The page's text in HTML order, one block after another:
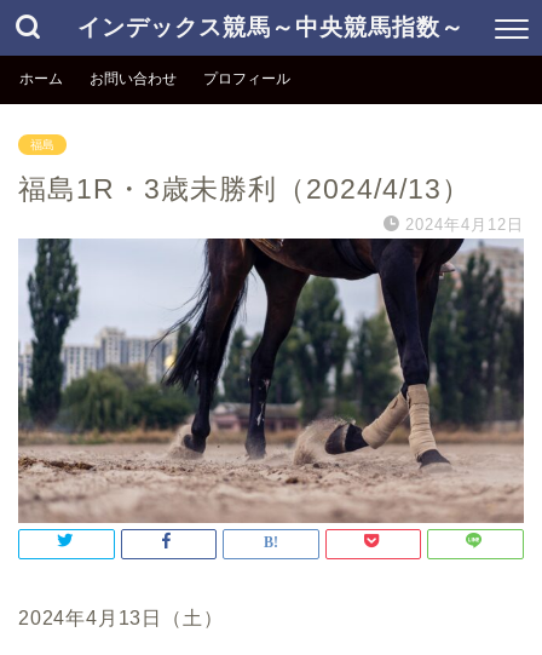
インデックス競馬～中央競馬指数～
ホーム お問い合わせ プロフィール
福島
福島1R・3歳未勝利（2024/4/13）
2024年4月12日
2024年4月13日（土）